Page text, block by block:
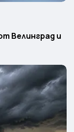
Велинград и